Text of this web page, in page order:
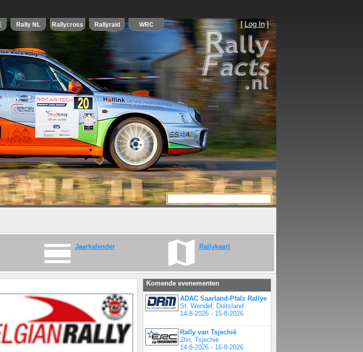
[ Log In]
Jaarkalender Rallykaart
Komende evenementen
ADAC Saarland-Pfalz Rallye
St. Wendel, Duitsland
14-8-2026 - 15-8-2026
Rally van Tsjechië
Zlin, Tsjechië
14-8-2026 - 16-8-2026